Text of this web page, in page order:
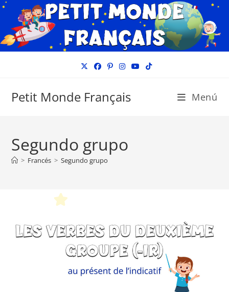
Petit Monde Français Menú
Segundo grupo
> Francés > Segundo grupo